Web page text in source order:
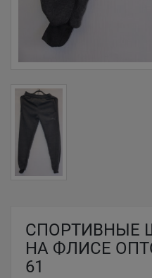
СПОРТИВНЫЕ
НА ФЛИСЕ
61